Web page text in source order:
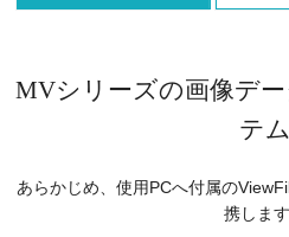
MVシリーズの画像デ
テム
あらかじめ、使用PCへ付属の
携します